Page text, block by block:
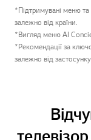
*Підтримувані меню
залежно від країни.
*Вигляд меню AI
*Рекомендації за
залежно від